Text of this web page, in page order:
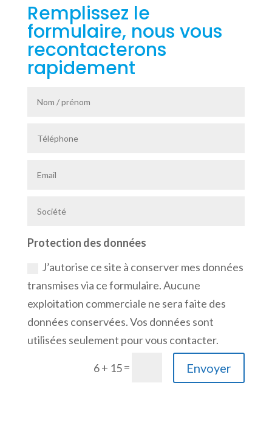
Remplissez le
formulaire, nous vous
recontacterons
rapidement
Protection des données
J’autorise ce site à conserver mes données
transmises via ce formulaire. Aucune
exploitation commerciale ne sera faite des
données conservées. Vos données sont
utilisées seulement pour vous contacter.
6 + 15= Envoyer